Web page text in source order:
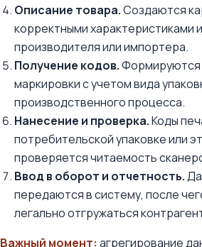
Описание товара.Создаются
корректными характеристиками
производителя или импортера.
Получение кодов.Формируются
маркировки с учетом вида
производственного процесса.
Нанесение и проверка.Коды
потребительской упаковке или
проверяется читаемость
Ввод в оборот и отчетность.
передаются в систему, после
легально отгружаться
Важный момент: агрегирование